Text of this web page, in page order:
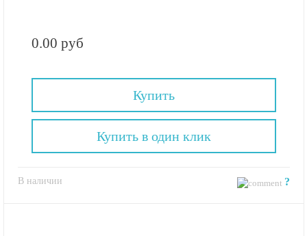
0.00 руб
Купить
В наличии ?
Купить в один клик